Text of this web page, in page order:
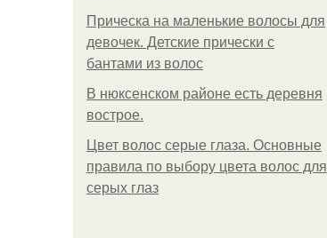
Прическа на маленькие волосы для
девочек. Детские прически с
бантами из волос
В нюксенском районе есть деревня
вострое.
Цвет волос серые глаза. Основные
правила по выбору цвета волос для
серых глаз